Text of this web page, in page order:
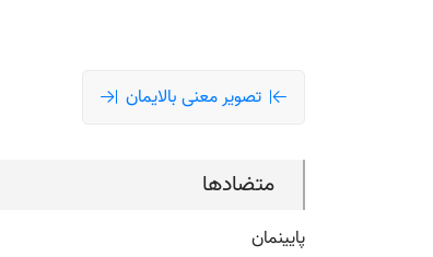
تصویر معنی بالایمان
متضادها
پایینمان